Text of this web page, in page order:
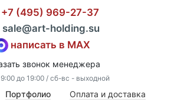
⠀+7 (495) 969-27-37
⠀sale@art-holding.su
написать в MAX
звонок менеджера
до 19:00 / сб-вс - выходной
Портфолио Оплата и доставка